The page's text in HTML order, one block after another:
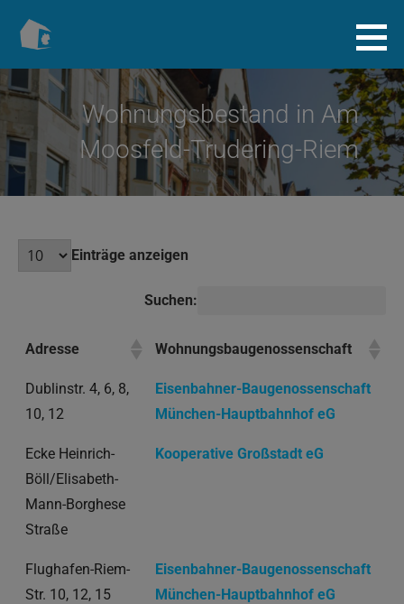
Inhalt
Baugenossenschaft.info
Wohnungsbestand in Am
Moosfeld-Trudering-Riem
Einträge anzeigen
Suchen:
Adresse Wohnungsbaugenossenschaft
Dublinstr. 4, 6, 8,
10, 12
Eisenbahner-Baugenossenschaft
München-Hauptbahnhof eG
Ecke Heinrich-
Böll/Elisabeth-
Mann-Borghese
Straße
Kooperative Großstadt eG
Flughafen-Riem-
Str. 10, 12, 15
Eisenbahner-Baugenossenschaft
München-Hauptbahnhof eG